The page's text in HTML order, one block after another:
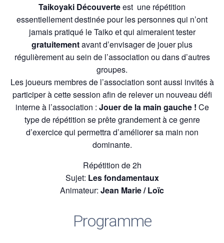
Taikoyaki Découverteest une répétition
essentiellement destinée pour les personnes qui n’ont
jamais pratiqué le Taiko et qui aimeraient tester
gratuitementavant d’envisager de jouer plus
régulièrement au sein de l’association ou dans d’autres
groupes.
Les joueurs membres de l’association sont aussi invités à
participer à cette session afin de relever un nouveau défi
interne à l’association : Jouer de la main gauche ! Ce
type de répétition se prête grandement à ce genre
d’exercice qui permettra d’améliorer sa main non
dominante.
Répétition de 2h
Sujet: Les fondamentaux
Animateur: Jean Marie / Loïc
Programme